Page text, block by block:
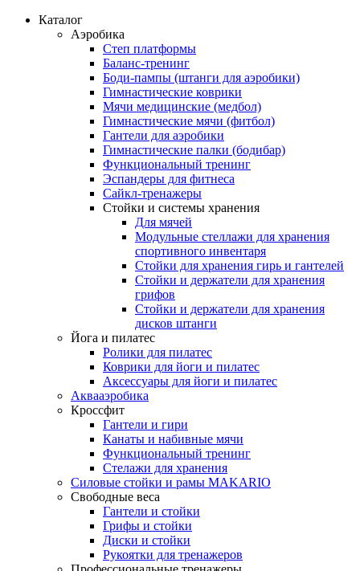
Каталог
Аэробика
Степ платформы
Баланс-тренинг
Боди-пампы (штанги для аэробики)
Гимнастические коврики
Мячи медицинские (медбол)
Гимнастические мячи (фитбол)
Гантели для аэробики
Гимнастические палки (бодибар)
Функциональный тренинг
Эспандеры для фитнеса
Сайкл-тренажеры
Стойки и системы хранения
Для мячей
Модульные стеллажи для хранения
спортивного инвентаря
Стойки для хранения гирь и гантелей
Стойки и держатели для хранения
грифов
Стойки и держатели для хранения
дисков штанги
Йога и пилатес
Ролики для пилатес
Коврики для йоги и пилатес
Аксессуары для йоги и пилатес
Аквааэробика
Кроссфит
Гантели и гири
Канаты и набивные мячи
Функциональный тренинг
Стелажи для хранения
Силовые стойки и рамы MAKARIO
Свободные веса
Гантели и стойки
Грифы и стойки
Диски и стойки
Рукоятки для тренажеров